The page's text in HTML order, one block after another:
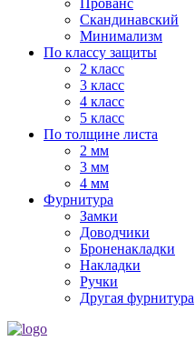
Прованс
Скандинавский
Минимализм
По классу защиты
2 класс
3 класс
4 класс
5 класс
По толщине листа
2 мм
3 мм
4 мм
Фурнитура
Замки
Доводчики
Броненакладки
Накладки
Ручки
Другая фурнитура